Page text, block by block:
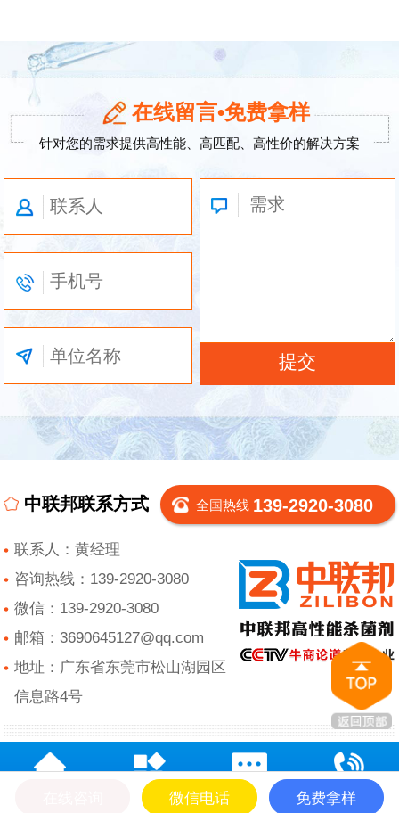
在线留言•免费拿样
针对您的需求提供高性能、高匹配、高性价的解决方案
中联邦联系方式 全国热线 139-2920-3080
联系人：黄经理
咨询热线：139-2920-3080
微信：139-2920-3080
邮箱：3690645127@qq.com
地址：广东省东莞市松山湖园区
信息路4号
产品中心 在线留言 电话咨询
微信电话 免费拿样